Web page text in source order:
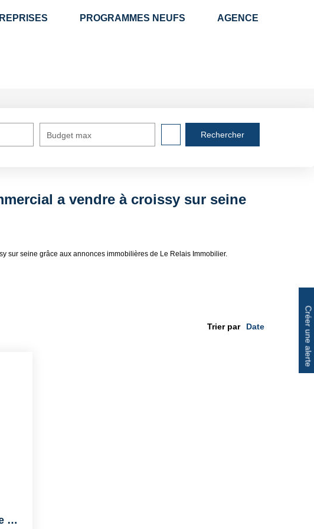
PROGRAMMES NEUFS AGENCE
Budget max
a vendre à croissy sur seine
sur seine grâce aux annonces immobilières de Le Relais Immobilier.
Créer une alerte
Trier par
Bureaux Avec Terrasse - Parc Claude Monet - Croissy Sur...